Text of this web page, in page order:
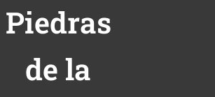
Piedras
de la